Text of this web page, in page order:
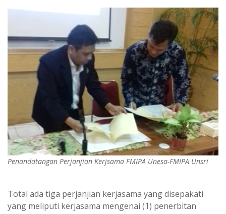
Penandatangan Perjanjian Kerjsama FMIPA Unesa-FMIPA Unsri
Total ada tiga perjanjian kerjasama yang disepakati
yang meliputi kerjasama mengenai (1) penerbitan